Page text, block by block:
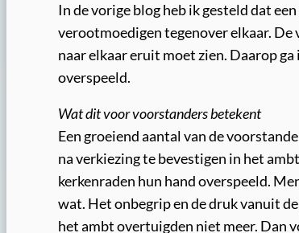
In de vorige blog heb ik gesteld dat
verootmoedigen tegenover elkaar.
naar elkaar eruit moet zien. Daarop
overspeeld.
Wat dit voor voorstanders betekent
Een groeiend aantal van de
na verkiezing te bevestigen in het
kerkenraden hun hand overspeeld.
wat. Het onbegrip en de druk vanuit
het ambt overtuigden niet meer. Dan